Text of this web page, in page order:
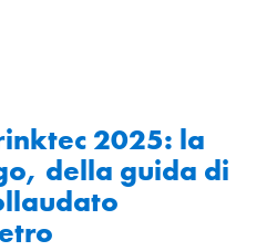
2025: la
della guida di